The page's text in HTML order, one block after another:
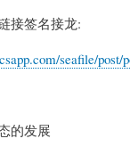
接签名接龙:
seafile/post/
的发展